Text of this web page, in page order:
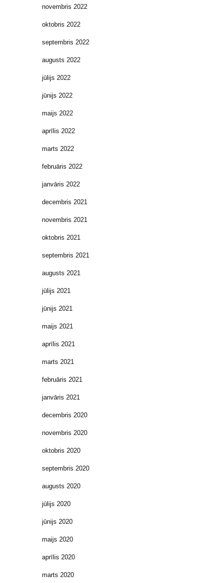
novembris 2022
oktobris 2022
septembris 2022
augusts 2022
jūlijs 2022
jūnijs 2022
maijs 2022
aprīlis 2022
marts 2022
februāris 2022
janvāris 2022
decembris 2021
novembris 2021
oktobris 2021
septembris 2021
augusts 2021
jūlijs 2021
jūnijs 2021
maijs 2021
aprīlis 2021
marts 2021
februāris 2021
janvāris 2021
decembris 2020
novembris 2020
oktobris 2020
septembris 2020
augusts 2020
jūlijs 2020
jūnijs 2020
maijs 2020
aprīlis 2020
marts 2020